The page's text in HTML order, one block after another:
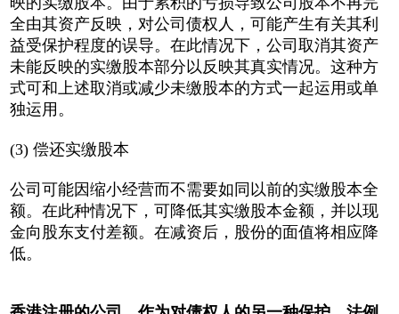
全由其资产反映，对公司债权人，可能产生有关其利
益受保护程度的误导。在此情况下，公司取消其资产
未能反映的实缴股本部分以反映其真实情况。这种方
式可和上述取消或减少未缴股本的方式一起运用或单
独运用。
(3) 偿还实缴股本
公司可能因缩小经营而不需要如同以前的实缴股本全
额。在此种情况下，可降低其实缴股本金额，并以现
金向股东支付差额。在减资后，股份的面值将相应降
低。